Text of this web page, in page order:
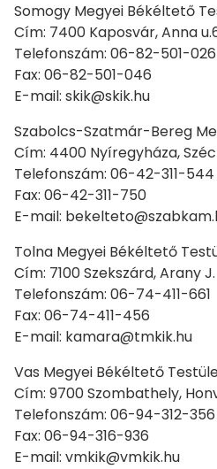
Somogy Megyei Békéltető
Cím: 7400 Kaposvár, Anna
Telefonszám: 06-82-501-026
Fax: 06-82-501-046
E-mail: skik@skik.hu
Szabolcs-Szatmár-Bereg
Cím: 4400 Nyíregyháza,
Telefonszám: 06-42-311-544
Fax: 06-42-311-750
E-mail:
Tolna Megyei Békéltető
Cím: 7100 Szekszárd, Arany
Telefonszám: 06-74-411-661
Fax: 06-74-411-456
E-mail: kamara@tmkik.hu
Vas Megyei Békéltető
Cím: 9700 Szombathely,
Telefonszám: 06-94-312-356
Fax: 06-94-316-936
E-mail: vmkik@vmkik.hu